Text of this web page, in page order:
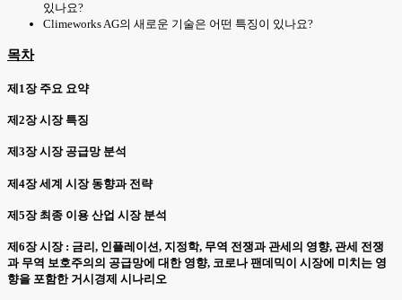
있나요?
Climeworks AG의 새로운 기술은 어떤 특징이 있나요?
목차
제1장 주요 요약
제2장 시장 특징
제3장 시장 공급망 분석
제4장 세계 시장 동향과 전략
제5장 최종 이용 산업 시장 분석
제6장 시장 : 금리, 인플레이션, 지정학, 무역 전쟁과 관세의 영향, 관세 전쟁
과 무역 보호주의의 공급망에 대한 영향, 코로나 팬데믹이 시장에 미치는 영
향을 포함한 거시경제 시나리오